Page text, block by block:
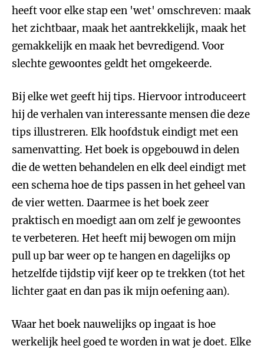
heeft voor elke stap een 'wet' omschreven: maak
het zichtbaar, maak het aantrekkelijk, maak het
gemakkelijk en maak het bevredigend. Voor
slechte gewoontes geldt het omgekeerde.
Bij elke wet geeft hij tips. Hiervoor introduceert
hij de verhalen van interessante mensen die deze
tips illustreren. Elk hoofdstuk eindigt met een
samenvatting. Het boek is opgebouwd in delen
die de wetten behandelen en elk deel eindigt met
een schema hoe de tips passen in het geheel van
de vier wetten. Daarmee is het boek zeer
praktisch en moedigt aan om zelf je gewoontes
te verbeteren. Het heeft mij bewogen om mijn
pull up bar weer op te hangen en dagelijks op
hetzelfde tijdstip vijf keer op te trekken (tot het
lichter gaat en dan pas ik mijn oefening aan).
Waar het boek nauwelijks op ingaat is hoe
werkelijk heel goed te worden in wat je doet. Elke